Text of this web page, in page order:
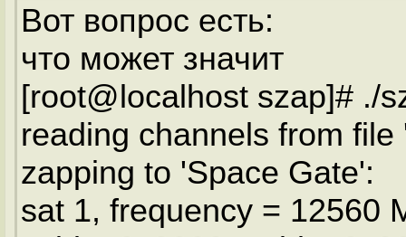
Вот вопрос есть:
что может значит
[root@localhost szap]# ./
reading channels from
zapping to 'Space Gate':
sat 1, frequency = 12560